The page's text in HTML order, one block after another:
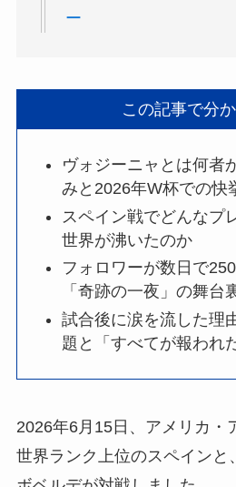
ー
この記事で分
ヴォジーニャとは何
みと2026年W杯での快
スペイン戦でどんなプ
世界が沸いたのか
フォロワーが数日で
「奇跡の一夜」の舞台
試合後に涙を流した
題と「すべてが報われ
2026年6月15日、アメリカ・
世界ランク上位のスペインと